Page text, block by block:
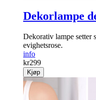
Dekorlampe
Dekorativ lampe setter
evighetsrose.
info
kr299
Kjøp